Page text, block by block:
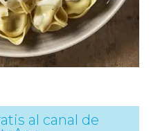
al canal de